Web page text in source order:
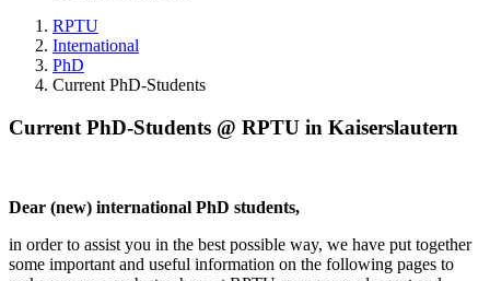
RPTU
International
PhD
Current PhD-Students
Current PhD-Students @ RPTU in Kaiserslautern
Dear (new) international PhD students,
in order to assist you in the best possible way, we have put together
some important and useful information on the following pages to